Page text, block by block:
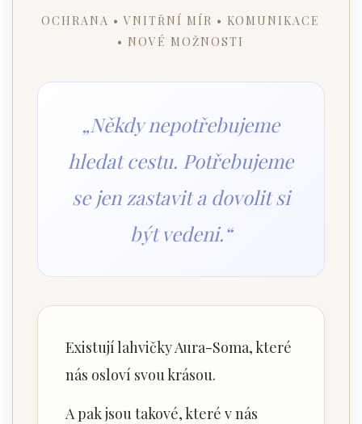
OCHRANA • VNITŘNÍ MÍR • KOMUNIKACE
• NOVÉ MOŽNOSTI
„Někdy nepotřebujeme
hledat cestu. Potřebujeme
se jen zastavit a dovolit si
být vedeni.“
Existují lahvičky Aura-Soma, které
nás osloví svou krásou.
A pak jsou takové, které v nás